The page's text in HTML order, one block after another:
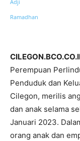
Perempuan
Penduduk dan
Cilegon, merilis
dan anak selama
Januari 2023.
orang anak dan